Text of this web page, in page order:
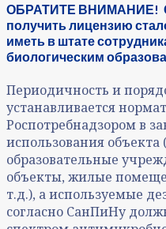
ОБРАТИТЕ ВНИМАНИЕ! С
получить лицензию
иметь в штате
биологическим
Периодичность и
устанавливается
Роспотребнадзором в
использования
образовательные
объекты, жилые
т.д.), а используемые
согласно СанПиНу